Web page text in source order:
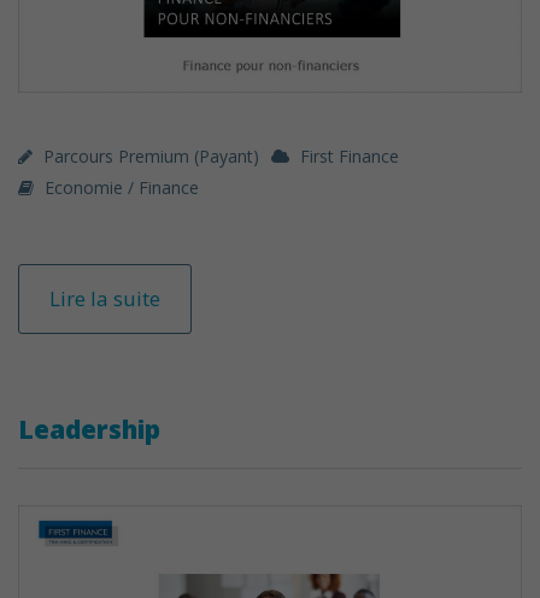
Parcours Premium (payant)
First Finance
Economie / Finance
Lire la suite
Leadership